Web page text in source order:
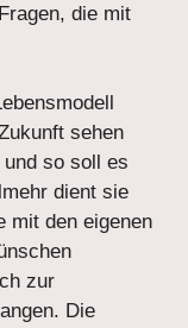
die mit
sehen
so soll es
dient sie
mit den eigenen
zur
Die